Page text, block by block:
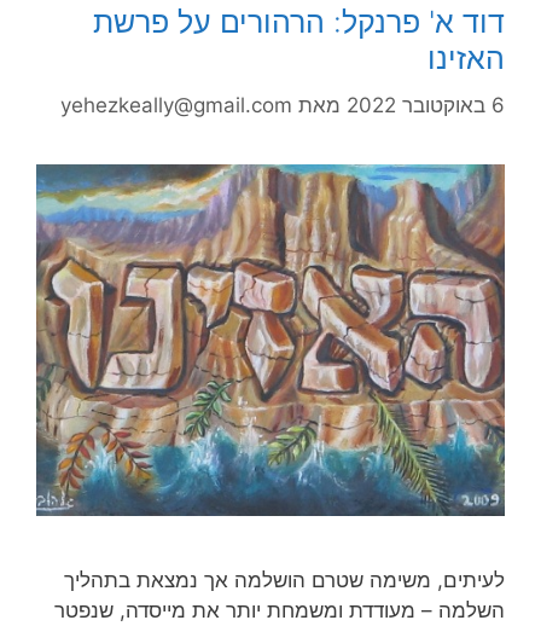
דוד א' פרנקל: הרהורים על פרשת
האזינו
6 באוקטובר 2022 מאת yehezkeally@gmail.com
לעיתים, משימה שטרם הושלמה אך נמצאת בתהליך
השלמה – מעודדת ומשמחת יותר את מייסדה, שנפטר